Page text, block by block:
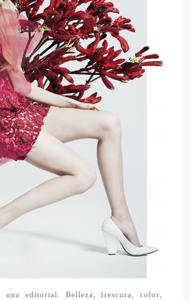
una editorial. Belleza, frescura, color,